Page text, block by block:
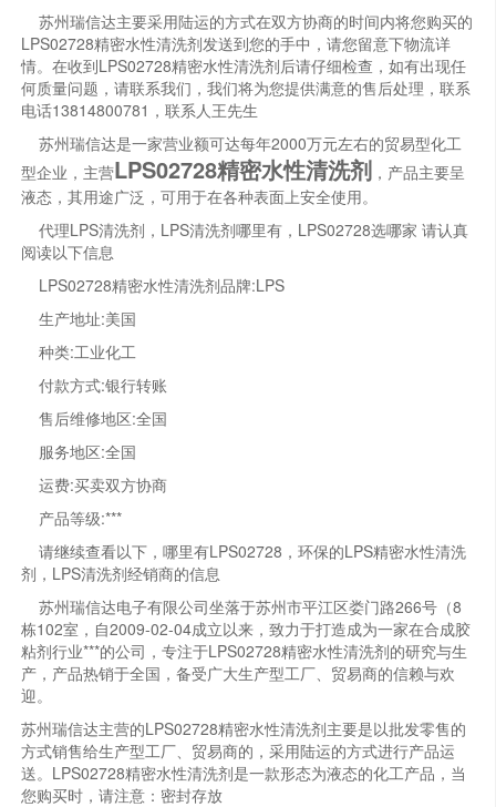
苏州瑞信达主要采用陆运的方式在双方协商的时间内将您购买的
LPS02728精密水性清洗剂发送到您的手中，请您留意下物流详
情。在收到LPS02728精密水性清洗剂后请仔细检查，如有出现任
何质量问题，请联系我们，我们将为您提供满意的售后处理，联系
电话13814800781，联系人王先生
苏州瑞信达是一家营业额可达每年2000万元左右的贸易型化工
型企业，主营LPS02728精密水性清洗剂 ，产品主要呈
液态，其用途广泛，可用于在各种表面上安全使用。
代理LPS清洗剂，LPS清洗剂哪里有，LPS02728选哪家 请认真
阅读以下信息
LPS02728精密水性清洗剂品牌:LPS
生产地址:美国
种类:工业化工
付款方式:银行转账
售后维修地区:全国
服务地区:全国
运费:买卖双方协商
产品等级:***
请继续查看以下，哪里有LPS02728，环保的LPS精密水性清洗
剂，LPS清洗剂经销商的信息
苏州瑞信达电子有限公司坐落于苏州市平江区娄门路266号（8
栋102室，自2009-02-04成立以来，致力于打造成为一家在合成胶
粘剂行业***的公司，专注于LPS02728精密水性清洗剂的研究与生
产，产品热销于全国，备受广大生产型工厂、贸易商的信赖与欢
迎。
苏州瑞信达主营的LPS02728精密水性清洗剂主要是以批发零售的
方式销售给生产型工厂、贸易商的，采用陆运的方式进行产品运
送。LPS02728精密水性清洗剂是一款形态为液态的化工产品，当
您购买时，请注意：密封存放